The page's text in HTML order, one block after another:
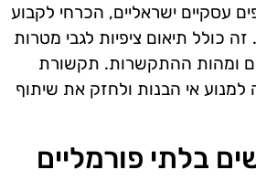
עסקיים ישראליים, הכרחי לקבוע
כולל תיאום ציפיות לגבי מטרות
ומהות ההתקשרות. תקשורת
למנוע אי הבנות ולחזק את שיתוף
בלתי פורמליים